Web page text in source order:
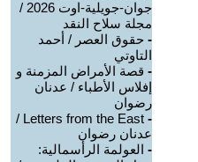
جوان-جويلية-اوت 2026 /
مجلة سلاح النقد
- حقوق العصر / أحمد
التاوتي
- قصة الأمراض المزمنة و
إفلاس الأطباء / عدنان
رضوان
-
Letters from the East /
عدنان رضوان
- العولمة الرأسمالية: